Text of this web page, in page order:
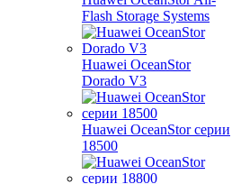
Flash Storage Systems
Huawei OceanStor
Dorado V3
Huawei OceanStor серии
18500